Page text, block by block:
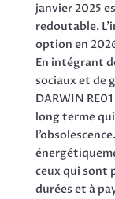
janvier 2025
redoutable.
option en
En intégrant
sociaux et de
DARWIN
long terme
ceux qui sont
durées et à